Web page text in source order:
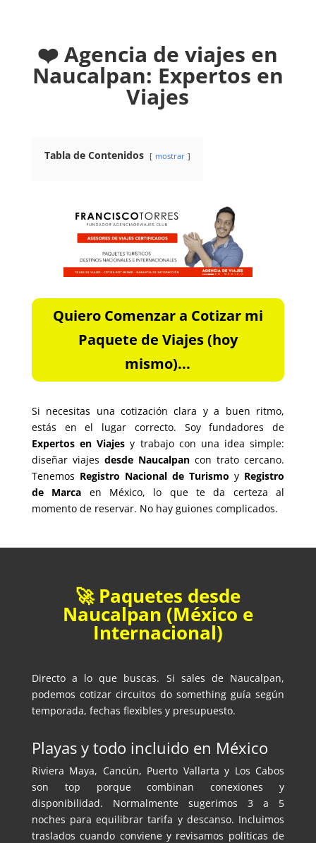
❤️ Agencia de viajes en
Naucalpan: Expertos en
Viajes
Tabla de Contenidos mostrar
Quiero Comenzar a Cotizar mi
Paquete de Viajes (hoy
mismo)...
Si necesitas una cotización clara y a buen ritmo,
estás en el lugar correcto. Soy fundadores de
Expertos en Viajes y trabajo con una idea simple:
diseñar viajes desde Naucalpan con trato cercano.
Tenemos Registro Nacional de Turismo y Registro
de Marca en México, lo que te da certeza al
momento de reservar. No hay guiones complicados.
🚀 Paquetes desde
Naucalpan (México e
Internacional)
Directo a lo que buscas. Si sales de Naucalpan,
podemos cotizar circuitos do something guía según
temporada, fechas flexibles y presupuesto.
Playas y todo incluido en México
Riviera Maya, Cancún, Puerto Vallarta y Los Cabos
son top porque combinan conexiones y
disponibilidad. Normalmente sugerimos 3 a 5
noches para equilibrar tarifa y descanso. Incluimos
traslados cuando conviene y revisamos políticas de